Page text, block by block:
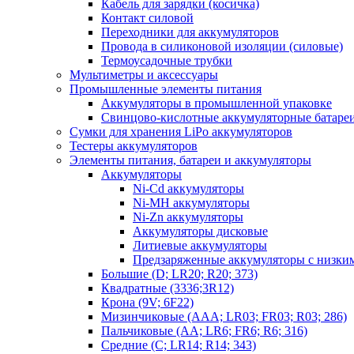
Кабель для зарядки (косичка)
Контакт силовой
Переходники для аккумуляторов
Провода в силиконовой изоляции (силовые)
Термоусадочные трубки
Мультиметры и аксессуары
Промышленные элементы питания
Аккумуляторы в промышленной упаковке
Свинцово-кислотные аккумуляторные
Сумки для хранения LiPo аккумуляторов
Тестеры аккумуляторов
Элементы питания, батареи и аккумуляторы
Аккумуляторы
Ni-Cd аккумуляторы
Ni-MH аккумуляторы
Ni-Zn аккумуляторы
Аккумуляторы дисковые
Литиевые аккумуляторы
Предзаряженные аккумуляторы с
Большие (D; LR20; R20; 373)
Квадратные (3336;3R12)
Крона (9V; 6F22)
Мизинчиковые (AAA; LR03; FR03; R03; 286)
Пальчиковые (AA; LR6; FR6; R6; 316)
Средние (C; LR14; R14; 343)